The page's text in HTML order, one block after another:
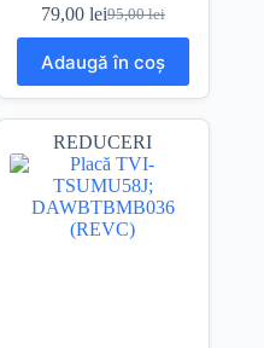
95,00lei
Prețul
a
fost:
79,00 leiPrețul
este:
79,00 lei.
Adaugă în coș
REDUCERI